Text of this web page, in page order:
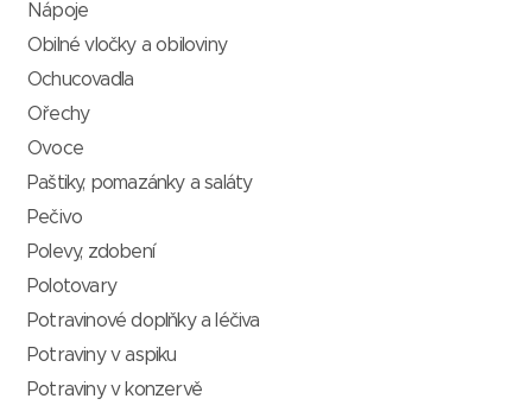
Nápoje
Obilné vločky a obiloviny
Ochucovadla
Ořechy
Ovoce
Paštiky, pomazánky a saláty
Pečivo
Polevy, zdobení
Polotovary
Potravinové doplňky a léčiva
Potraviny v aspiku
Potraviny v konzervě